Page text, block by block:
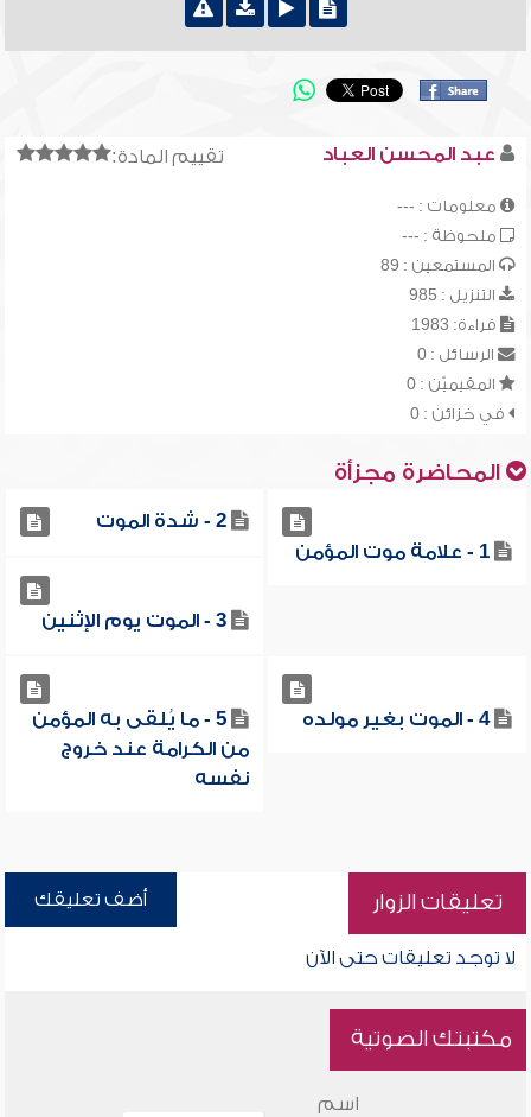
تقييم المادة: عبد المحسن العباد
معلومات : ---
ملحوظة : ---
المستمعين : 89
التنزيل : 985
قراءة: 1983
الرسائل : 0
المقيميّن : 0
في خزائن : 0
المحاضرة مجزأة
1 - علامة موت المؤمن
2 - شدة الموت
3 - الموت يوم الإثنين
4 - الموت بغير مولده
5 - ما يُلقى به المؤمن
من الكرامة عند خروج
نفسه
تعليقات الزوار أضف تعليقك
لا توجد تعليقات حتى الآن
مكتبتك الصوتية
اسم